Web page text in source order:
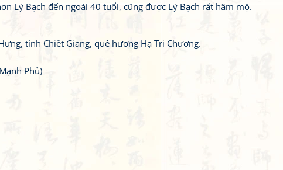
Lý Bạch đến ngoài 40 tuổi, cũng được Lý Bạch rất hâm mộ.
tỉnh Chiềt Giang, quê hương Hạ Tri Chương.
Phủ)